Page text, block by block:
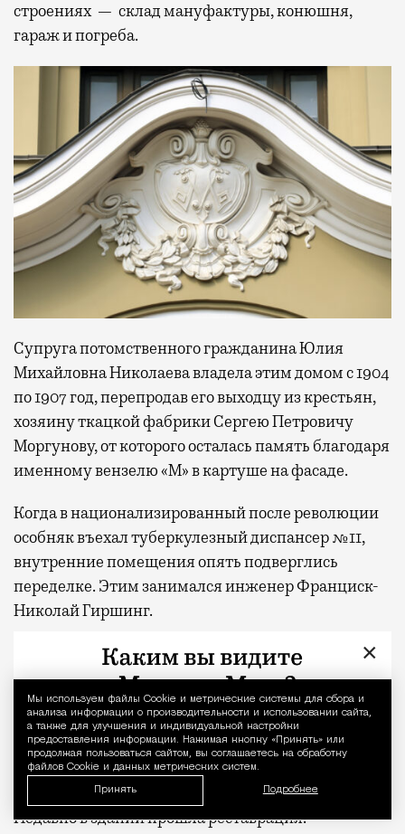
Уведомление
Мы используем файлы Сookie и метрические системы для сбора и
анализа информации о производительности и использовании сайта,
а также для улучшения и индивидуальной настройки
предоставления информации. Нажимая кнопку «Принять» или
продолжая пользоваться сайтом, вы соглашаетесь на обработку
файлов Cookie и данных метрических систем.
Принять Подробнее
строениях — склад мануфактуры, конюшня,
гараж и погреба.
Супруга потомственного гражданина Юлия
Михайловна Николаева владела этим домом с 1904
по 1907 год, перепродав его выходцу из крестьян,
хозяину ткацкой фабрики Сергею Петровичу
Моргунову, от которого осталась память благодаря
именному вензелю «М» в картуше на фасаде.
Когда в национализированный после революции
особняк въехал туберкулезный диспансер №11,
внутренние помещения опять подверглись
переделке. Этим занимался инженер Франциск-
Николай Гиршинг.
За постсоветские годы объект культурного
наследия регионального значения успел побывать
и медицинским центром, и музеем восковых
фигур, пока в 2003 году сюда не заехал офис
музыкального коллектива, известного
уникальным многоголосием — Хора Турецкого.
Недавно в здании прошла реставрация.
×